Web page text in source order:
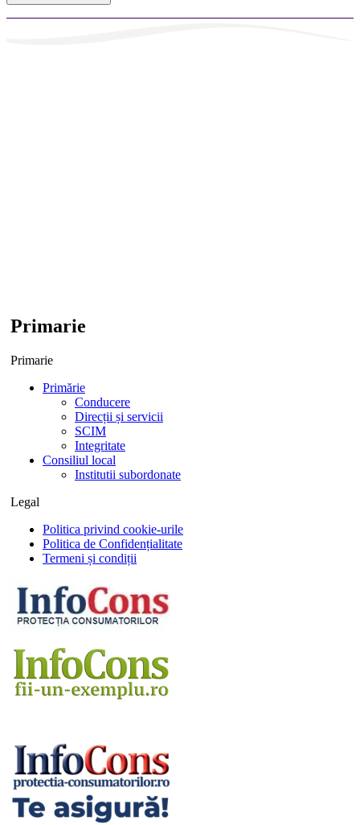
Primarie
Primarie
Primărie
Conducere
Direcții și servicii
SCIM
Integritate
Consiliul local
Institutii subordonate
Legal
Politica privind cookie-urile
Politica de Confidențialitate
Termeni și condiții